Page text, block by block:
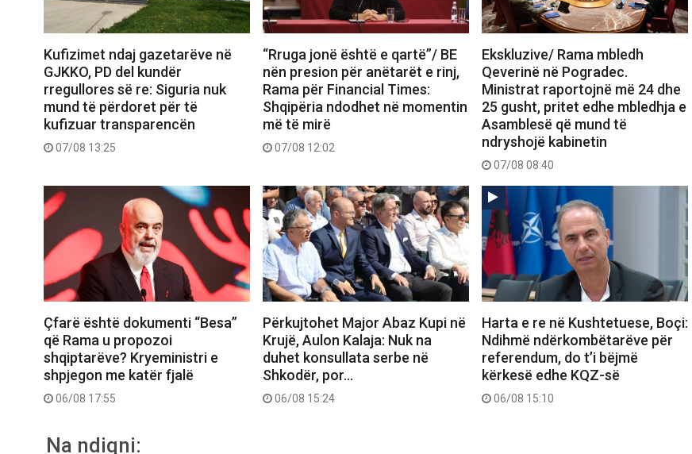
Kufizimet ndaj gazetarëve në
GJKKO, PD del kundër
rregullores së re: Siguria nuk
mund të përdoret për të
kufizuar transparencën
07/08 13:25
“Rruga jonë është e qartë”/ BE
nën presion për anëtarët e rinj,
Rama për Financial Times:
Shqipëria ndodhet në momentin
më të mirë
07/08 12:02
Ekskluzive/ Rama mbledh
Qeverinë në Pogradec.
Ministrat raportojnë më 24 dhe
25 gusht, pritet edhe mbledhja e
Asamblesë që mund të
ndryshojë kabinetin
07/08 08:40
Çfarë është dokumenti “Besa”
që Rama u propozoi
shqiptarëve? Kryeministri e
shpjegon me katër fjalë
06/08 17:55
Përkujtohet Major Abaz Kupi në
Krujë, Aulon Kalaja: Nuk na
duhet konsullata serbe në
Shkodër, por…
06/08 15:24
Harta e re në Kushtetuese, Boçi:
Ndihmë ndërkombëtarëve për
referendum, do t’i bëjmë
kërkesë edhe KQZ-së
06/08 15:10
Na ndiqni: